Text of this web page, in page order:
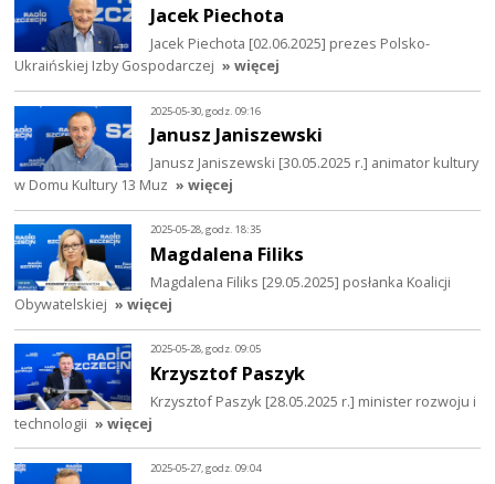
Jacek Piechota
Jacek Piechota [02.06.2025] prezes Polsko-
Ukraińskiej Izby Gospodarczej » więcej
2025-05-30, godz. 09:16
Janusz Janiszewski
Janusz Janiszewski [30.05.2025 r.] animator kultury
w Domu Kultury 13 Muz » więcej
2025-05-28, godz. 18:35
Magdalena Filiks
Magdalena Filiks [29.05.2025] posłanka Koalicji
Obywatelskiej » więcej
2025-05-28, godz. 09:05
Krzysztof Paszyk
Krzysztof Paszyk [28.05.2025 r.] minister rozwoju i
technologii » więcej
2025-05-27, godz. 09:04